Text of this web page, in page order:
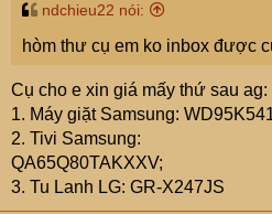
ndchieu22 nói:
hòm thư cụ em ko inbox được
Cụ cho e xin giá mấy thứ sau ag:
1. Máy giặt Samsung:
2. Tivi Samsung:
QA65Q80TAKXXV;
3. Tu Lanh LG: GR-X247JS